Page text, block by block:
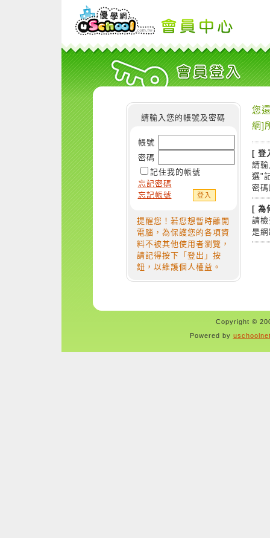
請輸入您的帳號及密碼
帳號
密碼
記住我的帳號
忘記密碼
忘記帳號
提醒您！若您想暫時離開
電腦，為保護您的各項資
料不被其他使用者瀏覽，
請記得按下「登出」按
鈕，以維護個人權益。
您
網]
[ 登
請
選"
密
[ 為
請
是
Copyright ©
Powered by